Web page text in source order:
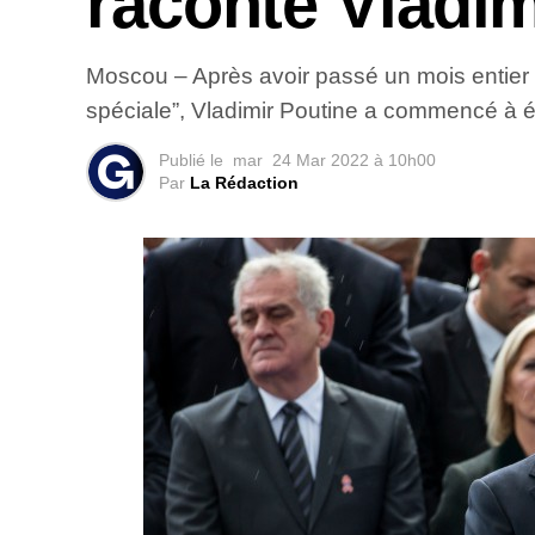
Moscou – Après avoir passé un mois entier
spéciale”, Vladimir Poutine a commencé à
Publié le mar 24 Mar 2022 à 10h00
Par La Rédaction